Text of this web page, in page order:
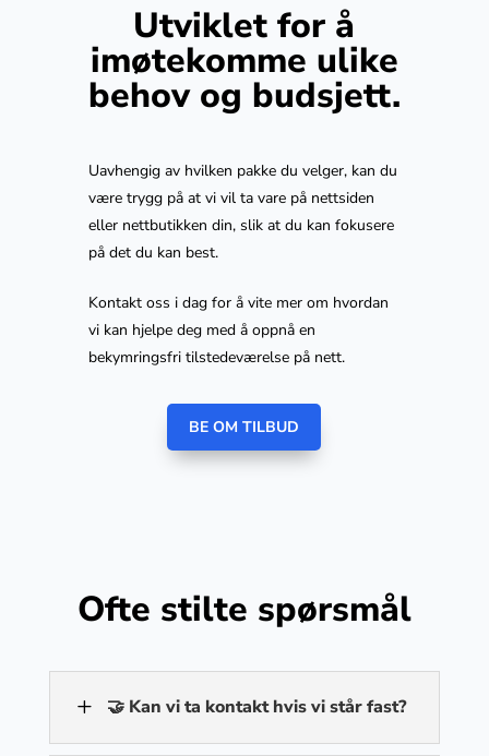
Utviklet for å
imøtekomme ulike
behov og budsjett.
Uavhengig av hvilken pakke du velger, kan du
være trygg på at vi vil ta vare på nettsiden
eller nettbutikken din, slik at du kan fokusere
på det du kan best.
Kontakt oss i dag for å vite mer om hvordan
vi kan hjelpe deg med å oppnå en
bekymringsfri tilstedeværelse på nett.
BE OM TILBUD
Ofte stilte spørsmål
L 🤝 Kan vi ta kontakt hvis vi står fast?